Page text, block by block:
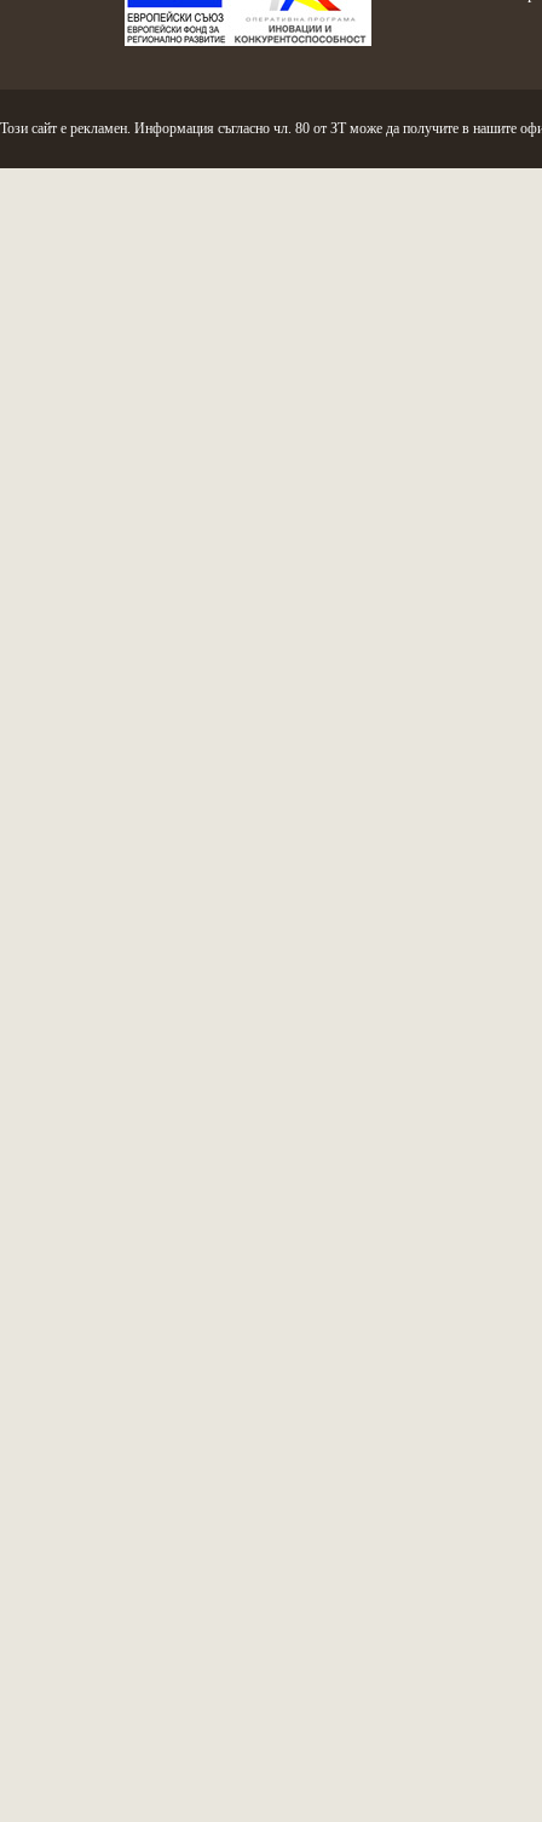
Този сайт е рекламен. Информация съгласно чл. 80 от ЗТ може да получите в нашите